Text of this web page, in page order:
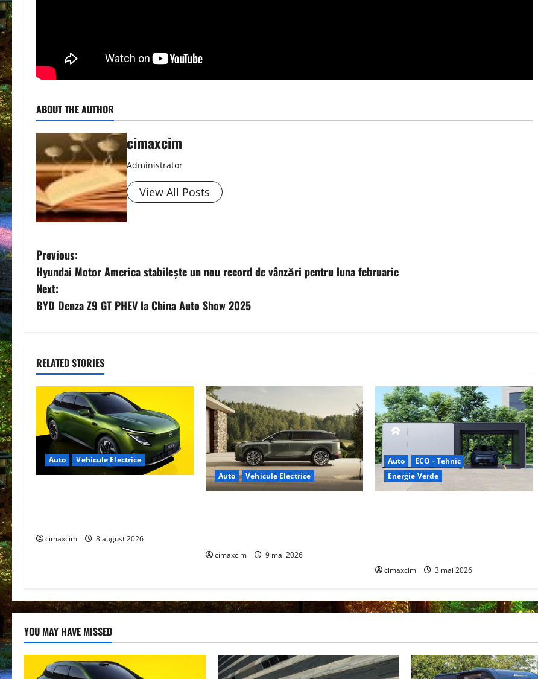
ABOUT THE AUTHOR
cimaxcim
Administrator
View All Posts
P
o
s
n
a
i
i
Previous:
Hyundai Motor America stabilește un nou record de vânzări pentru luna februarie
Next:
BYD Denza Z9 GT PHEV la China Auto Show 2025
RELATED STORIES
Auto Vehicule Electrice
cimaxcim 8 august 2026
Auto Vehicule Electrice
cimaxcim 9 mai 2026
Auto
ECO - Tehnic
Energie Verde
cimaxcim 3 mai 2026
YOU MAY HAVE MISSED